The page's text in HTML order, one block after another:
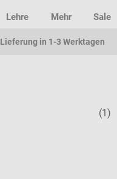
Lehre Mehr Sale
Lieferung in 1-3 Werktagen
(1)